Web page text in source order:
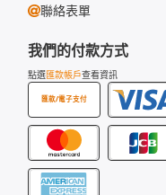
我們的付款方式
點選匯款帳戶查看資訊
匯款/電子支付
聯絡表單